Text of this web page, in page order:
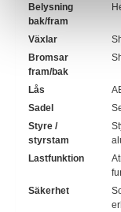
Belysning
bak/fram
Växlar
Bromsar
fram/bak
Lås
Sadel
Styre /
styrstam
Lastfunktion
Säkerhet